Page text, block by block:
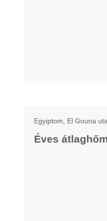
Egyiptom, El Gouna
Éves